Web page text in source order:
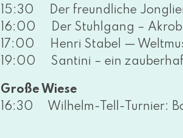
15:30 Der freund­li­che
16:00 Der Stuhlgang –
17:00 Henri Stabel —
19:00 Santini – ein
Große Wiese
16:30 Wilhelm-Tell-Turnier: